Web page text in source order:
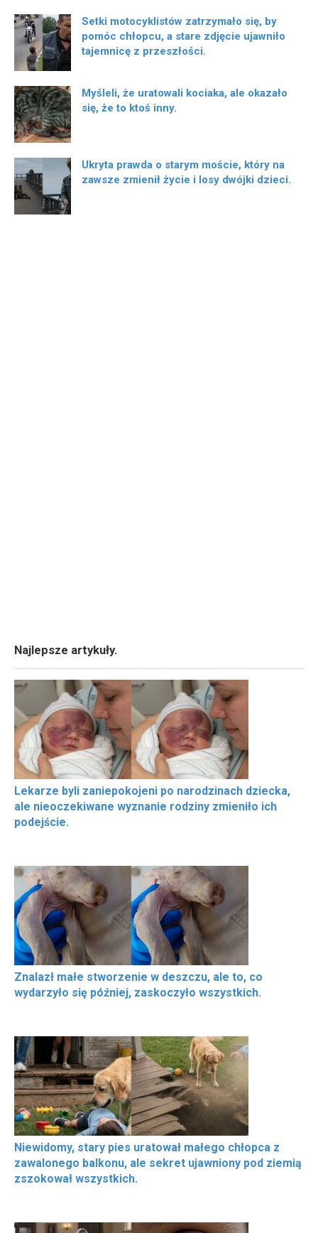
Setki motocyklistów zatrzymało się, by
pomóc chłopcu, a stare zdjęcie ujawniło
tajemnicę z przeszłości.
Myśleli, że uratowali kociaka, ale okazało
się, że to ktoś inny.
Ukryta prawda o starym moście, który na
zawsze zmienił życie i losy dwójki dzieci.
Najlepsze artykuły.
Lekarze byli zaniepokojeni po narodzinach dziecka,
ale nieoczekiwane wyznanie rodziny zmieniło ich
podejście.
Znalazł małe stworzenie w deszczu, ale to, co
wydarzyło się później, zaskoczyło wszystkich.
Niewidomy, stary pies uratował małego chłopca z
zawalonego balkonu, ale sekret ujawniony pod ziemią
zszokował wszystkich.